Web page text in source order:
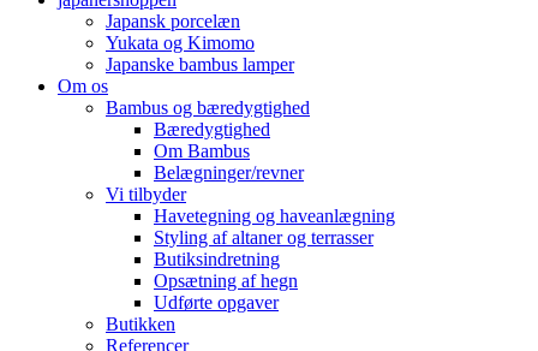
Japansk porcelæn
Yukata og Kimomo
Japanske bambus lamper
Om os
Bambus og bæredygtighed
Bæredygtighed
Om Bambus
Belægninger/revner
Vi tilbyder
Havetegning og haveanlægning
Styling af altaner og terrasser
Butiksindretning
Opsætning af hegn
Udførte opgaver
Butikken
Referencer